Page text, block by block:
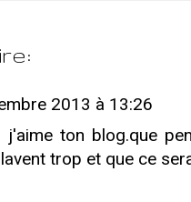
2013 à 13:26
ton blog.que
trop et que ce